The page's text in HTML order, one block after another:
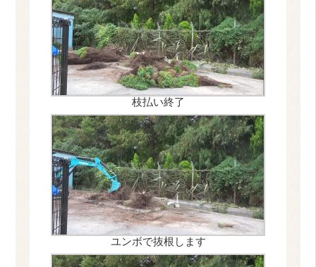
枝払い終了
ユンボで抜根します